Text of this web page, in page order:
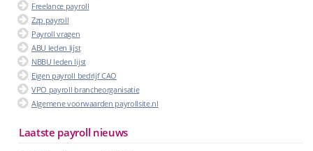
Freelance payroll
Zzp payroll
Payroll vragen
ABU leden lijst
NBBU leden lijst
Eigen payroll bedrijf CAO
VPO payroll brancheorganisatie
Algemene voorwaarden payrollsite.nl
Laatste payroll nieuws